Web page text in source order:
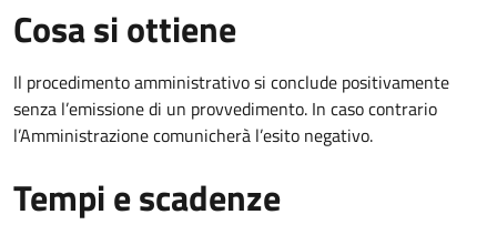
Cosa si ottiene
Il procedimento amministrativo si conclude positivamente
senza l’emissione di un provvedimento. In caso contrario
l’Amministrazione comunicherà l’esito negativo.
Tempi e scadenze